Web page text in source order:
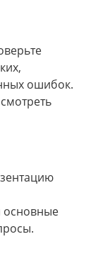
ошибок.
основные